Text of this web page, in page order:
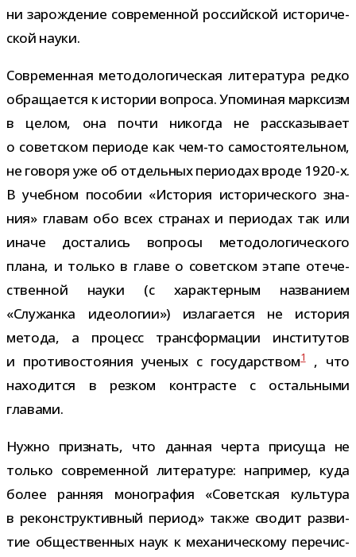
ни зарож­де­ние совре­мен­ной рос­сий­ской исто­ри­че­
ской науки.
Современная мето­до­ло­ги­че­ская лите­ра­тура редко
обра­ща­ется к исто­рии вопроса. Упоминая марк­сизм
в целом, она почти нико­гда не рас­ска­зы­вает
о совет­ском пери­оде как чем-​то само­сто­я­тель­ном,
не говоря уже об отдель­ных пери­о­дах вроде 1920-​х.
В учеб­ном посо­бии «История исто­ри­че­ского зна­
ния» гла­вам обо всех стра­нах и пери­о­дах так или
иначе доста­лись вопросы мето­до­ло­ги­че­ского
плана, и только в главе о совет­ском этапе оте­че­
ствен­ной науки (с харак­тер­ным назва­нием
«Служанка идео­ло­гии») изла­га­ется не исто­рия
метода, а про­цесс транс­фор­ма­ции инсти­ту­тов
и про­ти­во­сто­я­ния уче­ных с госу­дар­ством1, что
нахо­дится в рез­ком кон­тра­сте с осталь­ными
главами.
Нужно при­знать, что дан­ная черта при­суща не
только совре­мен­ной лите­ра­туре: напри­мер, куда
более ран­няя моно­гра­фия «Советская куль­тура
в рекон­струк­тив­ный период» также сво­дит раз­ви­
тие обще­ствен­ных наук к меха­ни­че­скому пере­чис­